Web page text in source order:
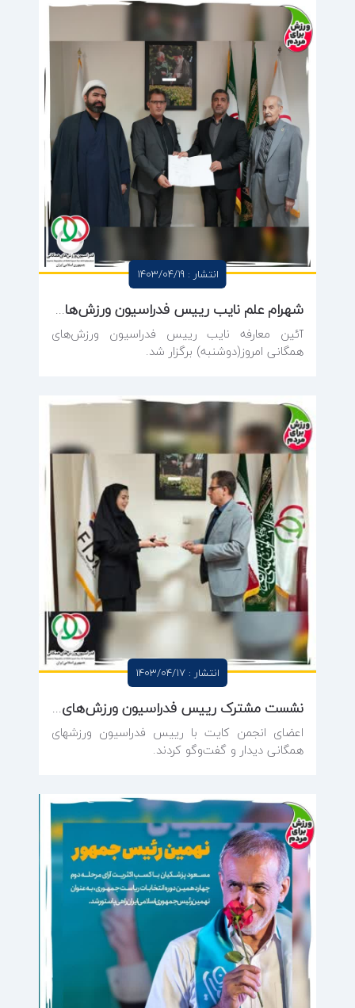
انتشار : 1403/04/19
شهرام علم نایب رییس فدراسیون ورزش‌های همگانی شد
آئین معارفه نایب رییس فدراسیون ورزش‌های
همگانی امروز(دوشنبه) برگزار شد.
انتشار : 1403/04/17
نشست مشترک رییس فدراسیون ورزش‌های همگانی با اعضای انجمن کایت
اعضای انجمن کایت با رییس فدراسیون ورزشهای
همگانی دیدار و گفت‌وگو کردند.